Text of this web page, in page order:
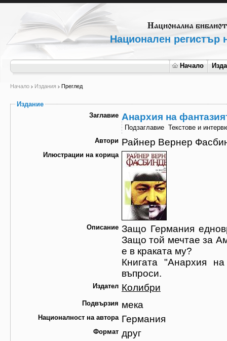
Национален регистър
Начало
Начало Издания Преглед
Издание
Заглавие Анархия на
Подзаглавие Текстове и
Автори Райнер Вернер
Илюстрации на корица
Описание Защо Германия
Защо той мечтае за
е в краката му?
Книгата "Анархия
въпроси.
Издател Колибри
Подвързия мека
Националност на автора Германия
Формат друг